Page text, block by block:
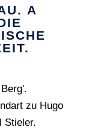
A
zu Hugo
Stieler.